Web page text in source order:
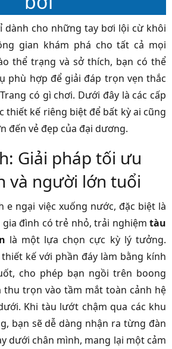
dành cho những tay bơi lội cừ khôi
gian khám phá cho tất cả mọi
thể trạng và sở thích, bạn có thể
phù hợp để giải đáp trọn vẹn thắc
có gì chơi. Dưới đây là các cấp
thiết kế riêng biệt để bất kỳ ai cũng
đến vẻ đẹp của đại dương.
Giải pháp tối ưu
và người lớn tuổi
e ngại việc xuống nước, đặc biệt là
đình có trẻ nhỏ, trải nghiệm tàu
là một lựa chọn cực kỳ lý tưởng.
kế với phần đáy làm bằng kính
cho phép bạn ngồi trên boong
thu trọn vào tầm mắt toàn cảnh hệ
Khi tàu lướt chậm qua các khu
bạn sẽ dễ dàng nhận ra từng đàn
dưới chân mình, mang lại một cảm